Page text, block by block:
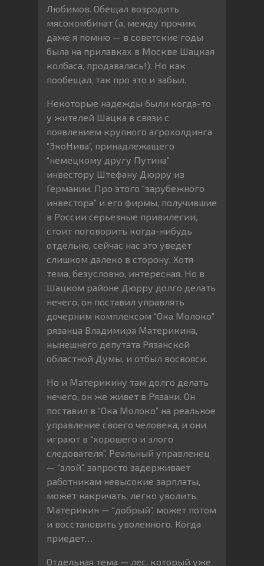
Любимов. Обещал возродить
мясокомбинат (а, между прочим,
даже я помню — в советские годы
была на прилавках в Москве Шацкая
колбаса, продавалась!). Но как
пообещал, так про это и забыл.
Некоторые надежды были когда-то
у жителей Шацка в связи с
появлением крупного агрохолдинга
“ЭкоНива”, принадлежащего
“немецкому другу Путина”
инвестору Штефану Дюрру из
Германии. Про этого “зарубежного
инвестора” и его фирмы, получившие
в России серьезные привилегии,
стоит поговорить когда-нибудь
отдельно, сейчас нас это уведет
слишком далеко в сторону. Хотя
тема, безусловно, интересная. Но в
Шацком районе Дюрру долго делать
нечего, он поставил управлять
дочерним комплексом “Ока Молоко”
рязанца Владимира Материкина,
нынешнего депутата Рязанской
областной Думы, и отбыл восвояси.
Но и Материкину там долго делать
нечего, он же живет в Рязани. Он
поставил в “Ока Молоко” на реальное
управление своего человека, и они
играют в “хорошего и злого
следователя”. Реальный управленец
— “злой”, запросто задерживает
работникам невысокие зарплаты,
может накричать, легко уволить.
Материкин — “добрый”, может потом
и восстановить уволенного. Когда
приедет…
Отдельная тема — лес, который уже